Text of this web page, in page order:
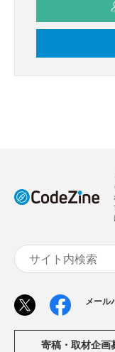
メール
寄稿・取材企画